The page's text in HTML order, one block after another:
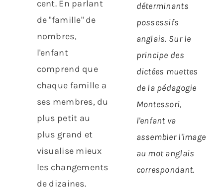
cent. En parlant
de "famille" de
nombres,
l'enfant
comprend que
chaque famille a
ses membres, du
plus petit au
plus grand et
visualise mieux
les changements
de dizaines.
déterminants
possessifs
anglais. Sur le
principe des
dictées muettes
de la pédagogie
Montessori,
l'enfant va
assembler l'image
au mot anglais
correspondant.